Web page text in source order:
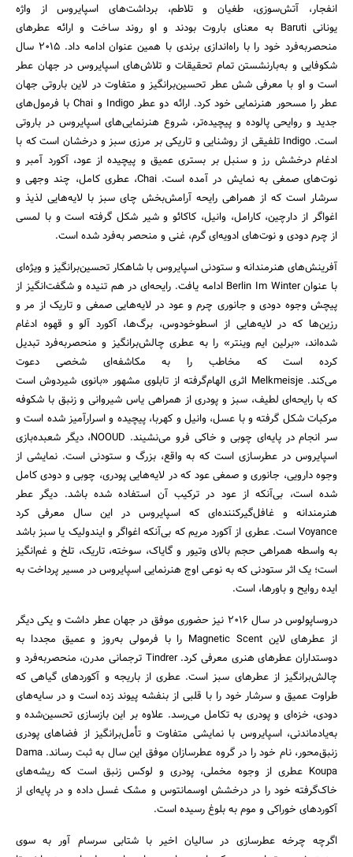
انفجار، آتش‌سوزی، طغیان و تلاطم، برداشت‌های اسپایروس از واژه
یونانی Baruti به معنای باروت بودند و او روند ساخت و ارائه عطرهای
منحصربه‌فرد خود را با راه‌اندازی برندی با همین عنوان ادامه داد. 2015 سال
شکوفایی و به‌بارنشستن تمام تحقیقات و تلاش‌های اسپایروس در جهان عطر
است و او با معرفی شش عطر تحسین‌برانگیز و متفاوت در لاین باروتی جهان
عطر را مسحور هنرنمایی خود کرد. ارائه دو عطر Indigo و Chai با فرمول‌های
جدید و روایحی پالوده و پیچیده‌تر، شروع هنرنمایی‌های اسپایروس در باروتی
است. Indigo تلفیقی از روشنایی و تاریکی بر مرزی سبز و درخشان است که با
ادغام درخشش رز و سنبل بر بستری عمیق و پیچیده از عود، آکورد آمبر و
نوت‌های صمغی به نمایش در آمده است. Chai، عطری کامل، چند وجهی و
سرشار است که از همراهی رایحه آرامش‌بخش چای سبز با لایه‌هایی لذیذ و
اغواگر از دارچین، کارامل، وانیل، کاکائو و شیر شکل گرفته است و با لمسی
از چرم دودی و نوت‌های ادویه‌‌ای گرم، غنی و منحصر به‌فرد شده است.
آفرینش‌های هنرمندانه و ستودنی اسپایروس با شاهکار تحسین‌برانگیز و ویژه‌ای
با عنوان Berlin Im Winter ادامه یافت. رایحه‌ای در هم تنیده و شگفت‌انگیز از
پیچش وجوه دودی و جانوری چرم و عود در لایه‌هایی صمغی و تاریک از مر و
رزین‌ها که در لایه‌هایی از اسطوخودوس، برگ‌ها، آکورد آلو و قهوه ادغام
شده‌اند، «برلین ایم وینتر» را به عطری چالش‌برانگیز و منحصربه‌فرد تبدیل
کرده است که مخاطب را به مکاشفه‌ای شخصی دعوت
می‌کند. Melkmeisje اثری الهام‌گرفته از تابلوی مشهور «بانوی شیردوش است
که با رایحه‌ای لطیف، سبز و پودری از همراهی یاس شیروانی و زنبق با شکوفه
مرکبات شکل گرفته و با عسل، وانیل و کهربا، پیچیده و اسرارآمیز شده است و
سر انجام در پایه‌ای چوبی و خاکی فرو می‌نشیند. NOOUD، دیگر شعبده‌بازی
اسپایروس در عطرسازی است که به واقع، بزرگ و ستودنی است. نمایشی از
وجوه دارویی، جانوری و صمغی عود که در لایه‌هایی پودری، چوبی و دودی کامل
شده است، بی‌آنکه از عود در ترکیب آن استفاده شده باشد. دیگر عطر
هنرمندانه و غافل‌گیرکننده‌ای که اسپایروس در این سال معرفی کرد
Voyance است. عطری از آکورد مریم که بی‌آنکه اغواگر و ایندولیک یا سبز باشد
به واسطه همراهی حجم بالای وتیور و گایاک، سوخته، تاریک، تلخ و غم‌انگیز
است؛ یک اثر ستودنی که به نوعی اوج هنرنمایی اسپایروس در مسیر پرداخت به
ایده روایح و باورها، است.
دروساپولوس در سال 2016 نیز حضوری موفق در جهان عطر داشت و یکی دیگر
از عطرهای لاین Magnetic Scent را با فرمولی به‌روز و عمیق مجددا به
دوستداران عطرهای هنری معرفی کرد. Tindrer ترجمانی مدرن، منحصربه‌فرد و
چالش‌برانگیز از عطرهای سبز است. عطری از باریجه و آکوردهای گیاهی که
طراوت عمیق و سرشار خود را با قلبی از بنفشه پیوند زده است و در سایه‌های
دودی، خزه‌ای و پودری به تکامل می‌رسد. علاوه بر این بازسازی تحسین‌شده و
به‌یادماندنی، اسپایروس با نمایشی متفاوت و تأمل‌برانگیز از فضاهای پودری
زنبق‌محور، نام خود را در گروه عطرسازان موفق این سال به ثبت رساند. Dama
Koupa عطری از وجوه مخملی، پودری و لوکس زنبق است که ریشه‌های
خاک‌گرفته خود را در درخشش اوسمانتوس و مشک غسل داده و در پایه‌ای از
آکوردهای خوراکی و موم به بلوغ رسیده است.
اگرچه چرخه عطرسازی در سالیان اخیر با شتابی سرسام آور به سوی